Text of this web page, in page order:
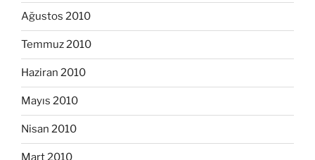
Ağustos 2010
Temmuz 2010
Haziran 2010
Mayıs 2010
Nisan 2010
Mart 2010